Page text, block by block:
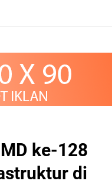
ke-128
di